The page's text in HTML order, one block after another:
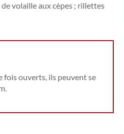
volaille aux cèpes ; rillettes
fois ouverts, ils peuvent se